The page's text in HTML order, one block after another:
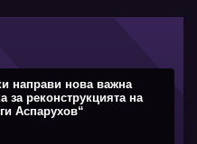
направи нова важна
за реконструкцията на
Аспарухов“